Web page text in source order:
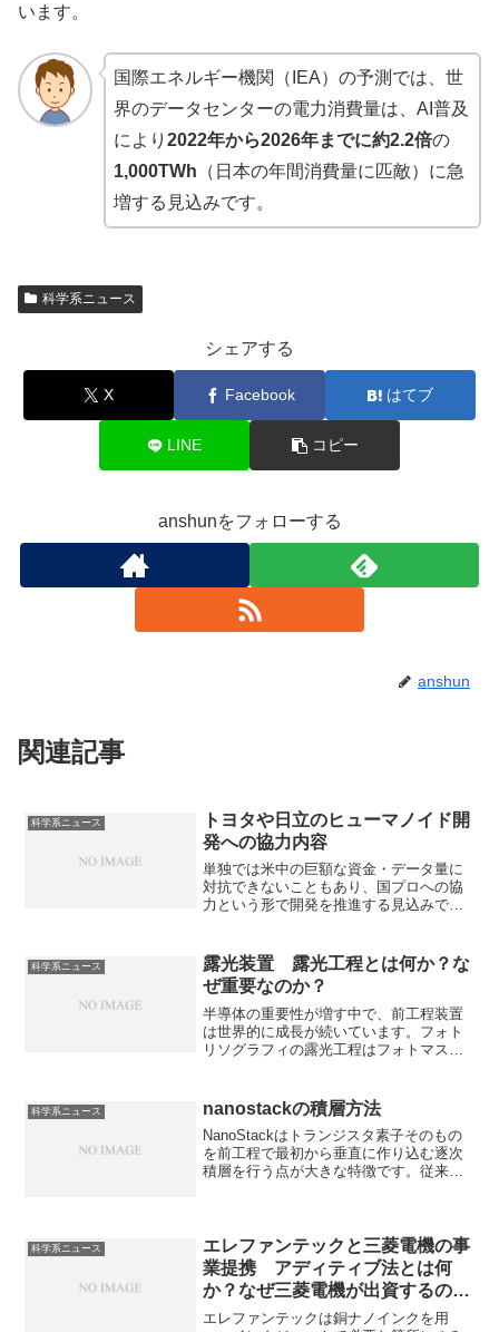
います。
国際エネルギー機関（IEA）の予測では、世
界のデータセンターの電力消費量は、AI普及
により 2022年から2026年までに約2.2倍の
1,000TWh （日本の年間消費量に匹敵）に急
増する見込みです。
科学系ニュース
シェアする
X Facebook はてブ
LINE コピー
anshunをフォローする
anshun
関連記事
科学系ニュース
トヨタや日立のヒューマノイド開
発への協力内容
単独では米中の巨額な資金・データ量に
対抗できないこともあり、国プロへの協
力という形で開発を推進する見込みで
科学系ニュース
露光装置 露光工程とは何か？な
ぜ重要なのか？
半導体の重要性が増す中で、前工程装置
は世界的に成長が続いています。フォト
リソグラフィの露光工程はフォトマスク
学反応が進行する工程で、半導体デバイ
スの性能と集積度に直結するため非常に
重要な工程です。露光工程や装置の概
要、どのようなメーカーが有名かを知る
ことができます。
科学系ニュース nanostackの積層方法
NanoStackはトランジスタ素子そのもの
を前工程で最初から垂直に作り込む逐次
積層を行う点が大きな特徴です。従来の3
科学系ニュース
エレファンテックと三菱電機の事
業提携 アディティブ法とは何
か？なぜ三菱電機が出資するの
か？
エレファンテックは銅ナノインクを用